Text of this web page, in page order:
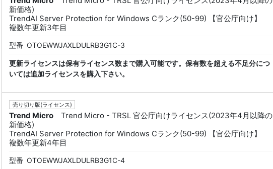
新価格)
TrendAI Server Protection for Windows Cランク(50-99) 【官公庁向け】
複数年更新3年目
型番 OTOEWWJAXLDULRB3G1C-3
更新ライセンスは保有ライセンス数まで購入可能です。保有数を超える不足分につ
いては追加ライセンスを購入下さい。
売り切り版(ライセンス)
Trend Micro
Trend Micro - TRSL 官公庁向けライセンス(2023年4月以降の
新価格)
TrendAI Server Protection for Windows Cランク(50-99) 【官公庁向け】
複数年更新4年目
型番 OTOEWWJAXLDULRB3G1C-4